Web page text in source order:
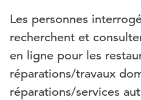
Les personnes
recherchent et
en ligne pour les
réparations/travaux
réparations/services